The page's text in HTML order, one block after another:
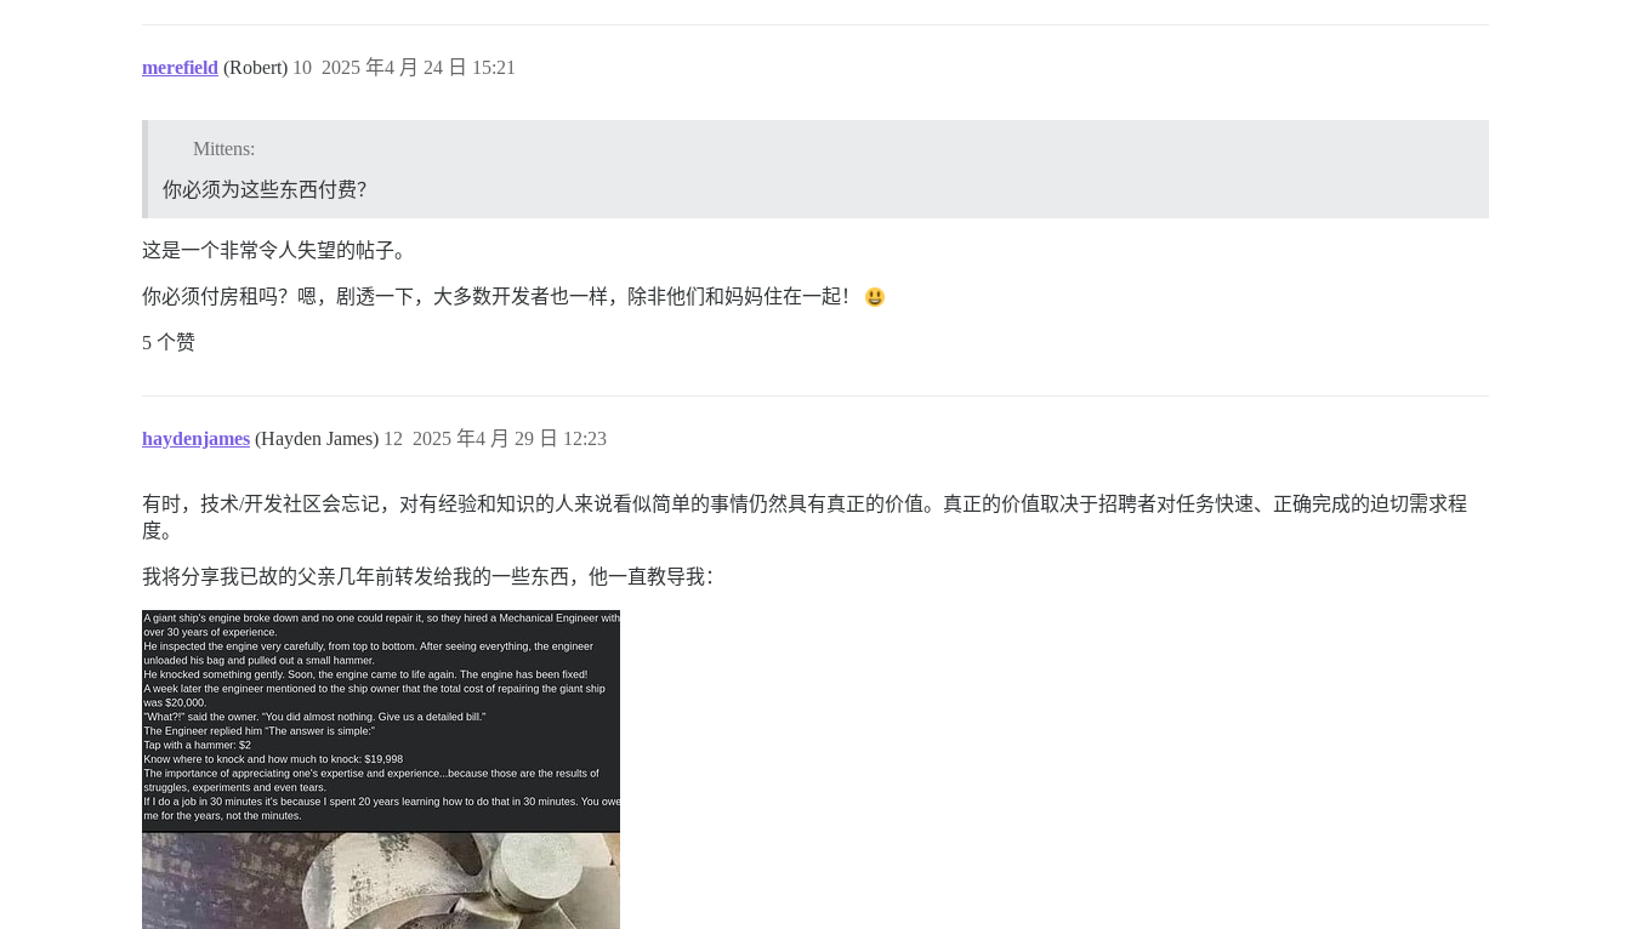
merefield (Robert) 2025 年4 月 24 日 15:21
10
Mittens:
你必须为这些东西付费？
这是一个非常令人失望的帖子。
你必须付房租吗？嗯，剧透一下，大多数开发者也一样，除非他们和妈妈住在一起！
5 个赞
haydenjames (Hayden James) 2025 年4 月 29 日 12:23
12
有时，技术/开发社区会忘记，对有经验和知识的人来说看似简单的事情仍然具有真正的价值。真正的价值取决于招聘者对任务快速、正确完成的迫切需求程
度。
我将分享我已故的父亲几年前转发给我的一些东西，他一直教导我：